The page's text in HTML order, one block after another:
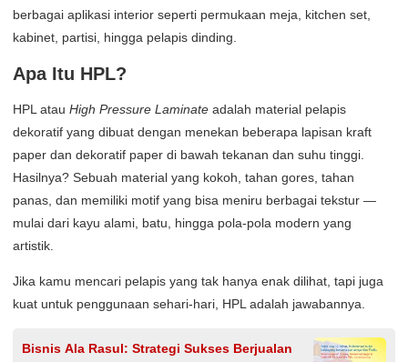
berbagai aplikasi interior seperti permukaan meja, kitchen set,
kabinet, partisi, hingga pelapis dinding.
Apa Itu HPL?
HPL atau High Pressure Laminate adalah material pelapis
dekoratif yang dibuat dengan menekan beberapa lapisan kraft
paper dan dekoratif paper di bawah tekanan dan suhu tinggi.
Hasilnya? Sebuah material yang kokoh, tahan gores, tahan
panas, dan memiliki motif yang bisa meniru berbagai tekstur —
mulai dari kayu alami, batu, hingga pola-pola modern yang
artistik.
Jika kamu mencari pelapis yang tak hanya enak dilihat, tapi juga
kuat untuk penggunaan sehari-hari, HPL adalah jawabannya.
Bisnis Ala Rasul: Strategi Sukses Berjualan